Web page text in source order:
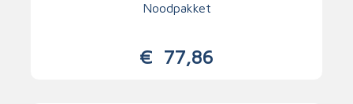
Noodpakket
€ 77,86